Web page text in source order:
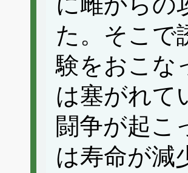
た。そこで
験をおこな
は塞がれて
闘争が起こ
は寿命が減